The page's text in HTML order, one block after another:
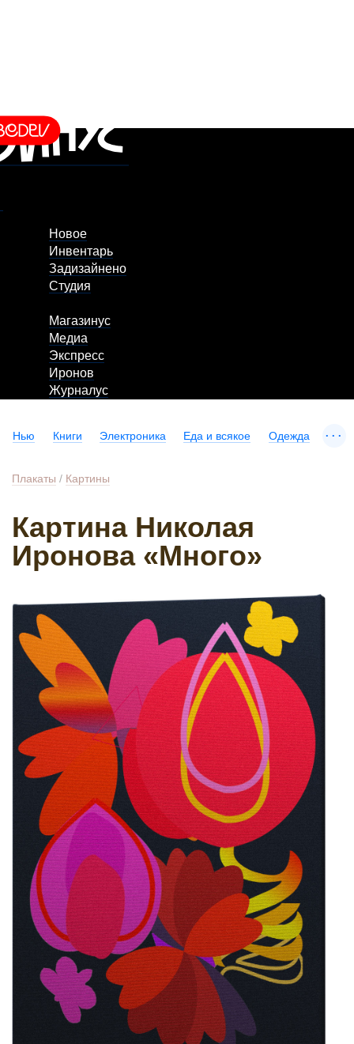
Новое
Инвентарь
Задизайнено
Студия
Магазинус
Медиа
Экспресс
Иронов
Журналус
Нью Книги Электроника Еда и всякое Одежда ...
Плакаты / Картины
Картина Николая
Иронова «Много»